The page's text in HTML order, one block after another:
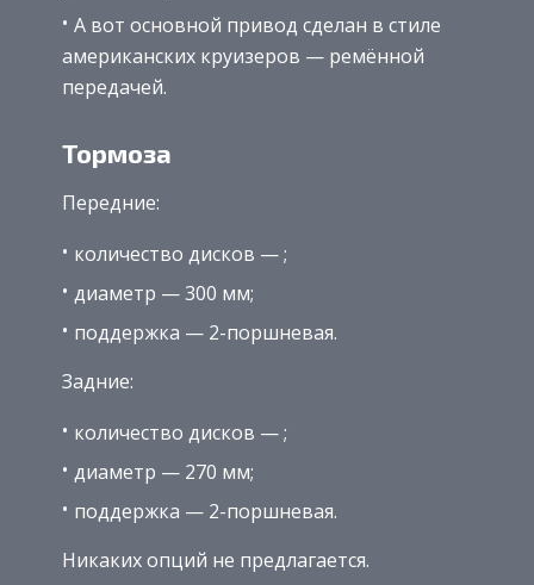
А вот основной привод сделан в стиле
американских круизеров — ремённой
передачей.
Тормоза
Передние:
количество дисков — ;
диаметр — 300 мм;
поддержка — 2-поршневая.
Задние:
количество дисков — ;
диаметр — 270 мм;
поддержка — 2-поршневая.
Никаких опций не предлагается.